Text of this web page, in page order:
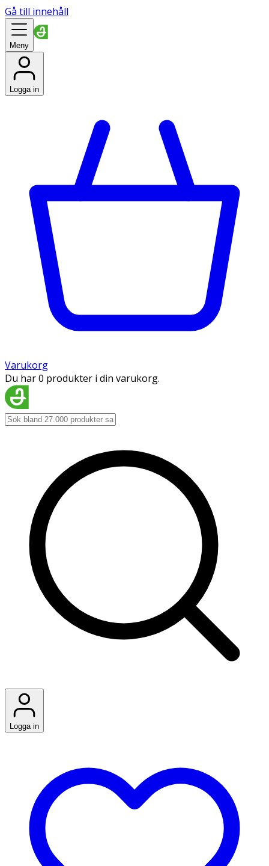
Gå till innehåll
Meny
Logga in
Varukorg
Du har 0 produkter i din varukorg.
Logga in